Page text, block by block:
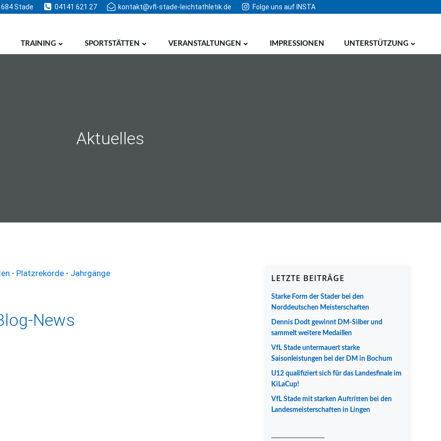
Stade 04141 621 27 kontakt@vfl-stade-leichtathletik.de Folge uns auf INSTA
TRAINING SPORTSTÄTTEN VERANSTALTUNGEN IMPRESSIONEN UNTERSTÜTZUNG
Aktuelles
• Platzrekorde • Jahrgänge
News
LETZTE BEITRÄGE
Starke Form der Stader bei den
Norddeutschen Meisterschaften
Dennis Dodt gewinnt DM-Silber und
sammelt weitere Medaillen
VfL Stade untermauert starke
Saisonleistungen bei der DM in Bochum
U12 qualifiziert sich für das Landesfinale im
KiLaCup!
VfL Stade mit starken Auftritten bei den
Landesmeisterschaften in Lingen